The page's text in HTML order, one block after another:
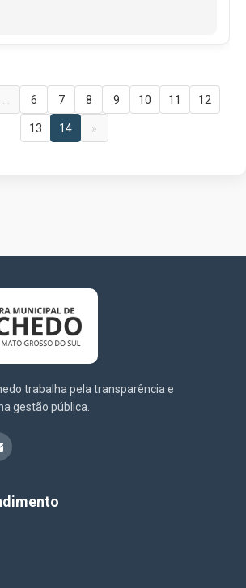
6 7 8 9 10 11 12
13 14 »
trabalha pela transparência e
gestão pública.